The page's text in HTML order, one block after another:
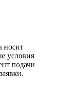
носит
условия
подачи